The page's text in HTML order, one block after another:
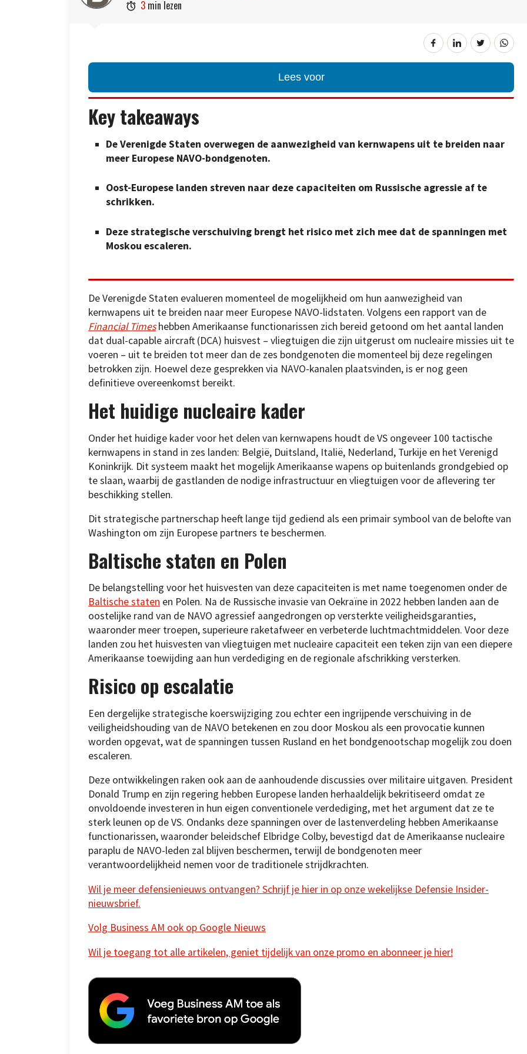
 3 min lezen
Lees voor
Key takeaways
De Verenigde Staten overwegen de aanwezigheid van kernwapens uit te breiden naar
meer Europese NAVO-bondgenoten.
Oost-Europese landen streven naar deze capaciteiten om Russische agressie af te
schrikken.
Deze strategische verschuiving brengt het risico met zich mee dat de spanningen met
Moskou escaleren.
De Verenigde Staten evalueren momenteel de mogelijkheid om hun aanwezigheid van
kernwapens uit te breiden naar meer Europese NAVO-lidstaten. Volgens een rapport van de
Financial Timeshebben Amerikaanse functionarissen zich bereid getoond om het aantal landen
dat dual-capable aircraft (DCA) huisvest – vliegtuigen die zijn uitgerust om nucleaire missies uit te
voeren – uit te breiden tot meer dan de zes bondgenoten die momenteel bij deze regelingen
betrokken zijn. Hoewel deze gesprekken via NAVO-kanalen plaatsvinden, is er nog geen
definitieve overeenkomst bereikt.
Het huidige nucleaire kader
Onder het huidige kader voor het delen van kernwapens houdt de VS ongeveer 100 tactische
kernwapens in stand in zes landen: België, Duitsland, Italië, Nederland, Turkije en het Verenigd
Koninkrijk. Dit systeem maakt het mogelijk Amerikaanse wapens op buitenlands grondgebied op
te slaan, waarbij de gastlanden de nodige infrastructuur en vliegtuigen voor de aflevering ter
beschikking stellen.
Dit strategische partnerschap heeft lange tijd gediend als een primair symbool van de belofte van
Washington om zijn Europese partners te beschermen.
Baltische staten en Polen
De belangstelling voor het huisvesten van deze capaciteiten is met name toegenomen onder de
Baltische staten en Polen. Na de Russische invasie van Oekraïne in 2022 hebben landen aan de
oostelijke rand van de NAVO agressief aangedrongen op versterkte veiligheidsgaranties,
waaronder meer troepen, superieure raketafweer en verbeterde luchtmachtmiddelen. Voor deze
landen zou het huisvesten van vliegtuigen met nucleaire capaciteit een teken zijn van een diepere
Amerikaanse toewijding aan hun verdediging en de regionale afschrikking versterken.
Risico op escalatie
Een dergelijke strategische koerswijziging zou echter een ingrijpende verschuiving in de
veiligheidshouding van de NAVO betekenen en zou door Moskou als een provocatie kunnen
worden opgevat, wat de spanningen tussen Rusland en het bondgenootschap mogelijk zou doen
escaleren.
Deze ontwikkelingen raken ook aan de aanhoudende discussies over militaire uitgaven. President
Donald Trump en zijn regering hebben Europese landen herhaaldelijk bekritiseerd omdat ze
onvoldoende investeren in hun eigen conventionele verdediging, met het argument dat ze te
sterk leunen op de VS. Ondanks deze spanningen over de lastenverdeling hebben Amerikaanse
functionarissen, waaronder beleidschef Elbridge Colby, bevestigd dat de Amerikaanse nucleaire
paraplu de NAVO-leden zal blijven beschermen, terwijl de bondgenoten meer
verantwoordelijkheid nemen voor de traditionele strijdkrachten.
Wil je meer defensienieuws ontvangen? Schrijf je hier in op onze wekelijkse Defensie Insider-
nieuwsbrief.
Volg Business AM ook op Google Nieuws
Wil je toegang tot alle artikelen, geniet tijdelijk van onze promo en abonneer je hier!